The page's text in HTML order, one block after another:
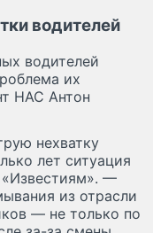
водителей
водителей
их
НАС Антон
нехватку
лет ситуация
«Известиям». —
из отрасли
— не только по